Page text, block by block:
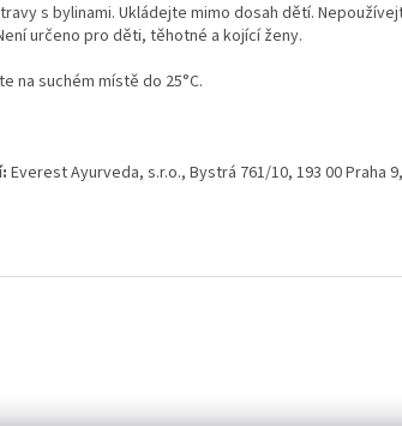
s bylinami. Ukládejte mimo dosah dětí.
určeno pro děti, těhotné a kojící ženy.
na suchém místě do 25°C.
Everest Ayurveda, s.r.o., Bystrá 761/10, 193 00 Praha